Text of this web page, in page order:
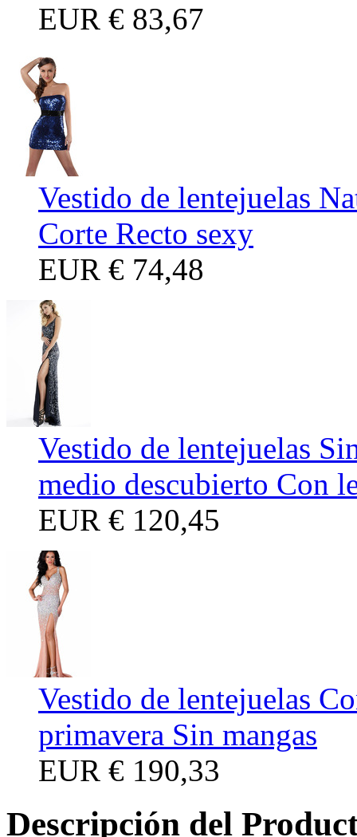
EUR € 83,67
Vestido de lentejuelas
Corte Recto sexy
EUR € 74,48
Vestido de lentejuelas
medio descubierto Con
EUR € 120,45
Vestido de lentejuelas
primavera Sin mangas
EUR € 190,33
Descripción del